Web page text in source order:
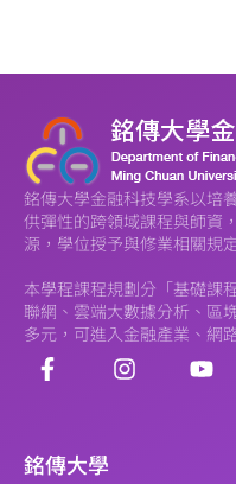
銘傳大學金融科技學系以培
供彈性的跨領域課程與師資
源，學位授予與修業相關規
本學程課程規劃分「基礎課
聯網、雲端大數據分析、區
多元，可進入金融產業、網
銘傳大學